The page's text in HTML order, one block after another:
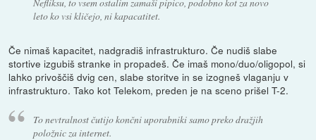
leto ko vsi kličejo, ni kapacatitet.
Če nimaš kapacitet, nadgradiš infrastrukturo. Če nudiš slabe
stortive izgubiš stranke in propadeš. Če imaš mono/duo/oligopol, si
lahko privoščiš dvig cen, slabe storitve in se izogneš vlaganju v
infrastrukturo. Tako kot Telekom, preden je na sceno prišel T-2.
To nevtralnost čutijo končni uporabniki samo preko dražjih
položnic za internet.